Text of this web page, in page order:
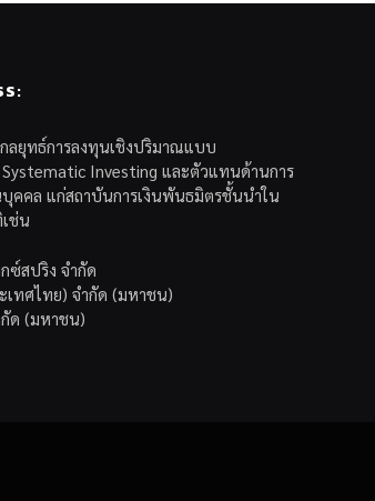
ยุทธ์การลงทุนเชิงปริมาณแบบ
Investing และตัวแทนด้านการ
คคล แก่สถาบันการเงินพันธมิตรชั้นนำใน
ช่น
ซ์สปริง จำกัด
ทศไทย) จำกัด (มหาชน)
ด (มหาชน)